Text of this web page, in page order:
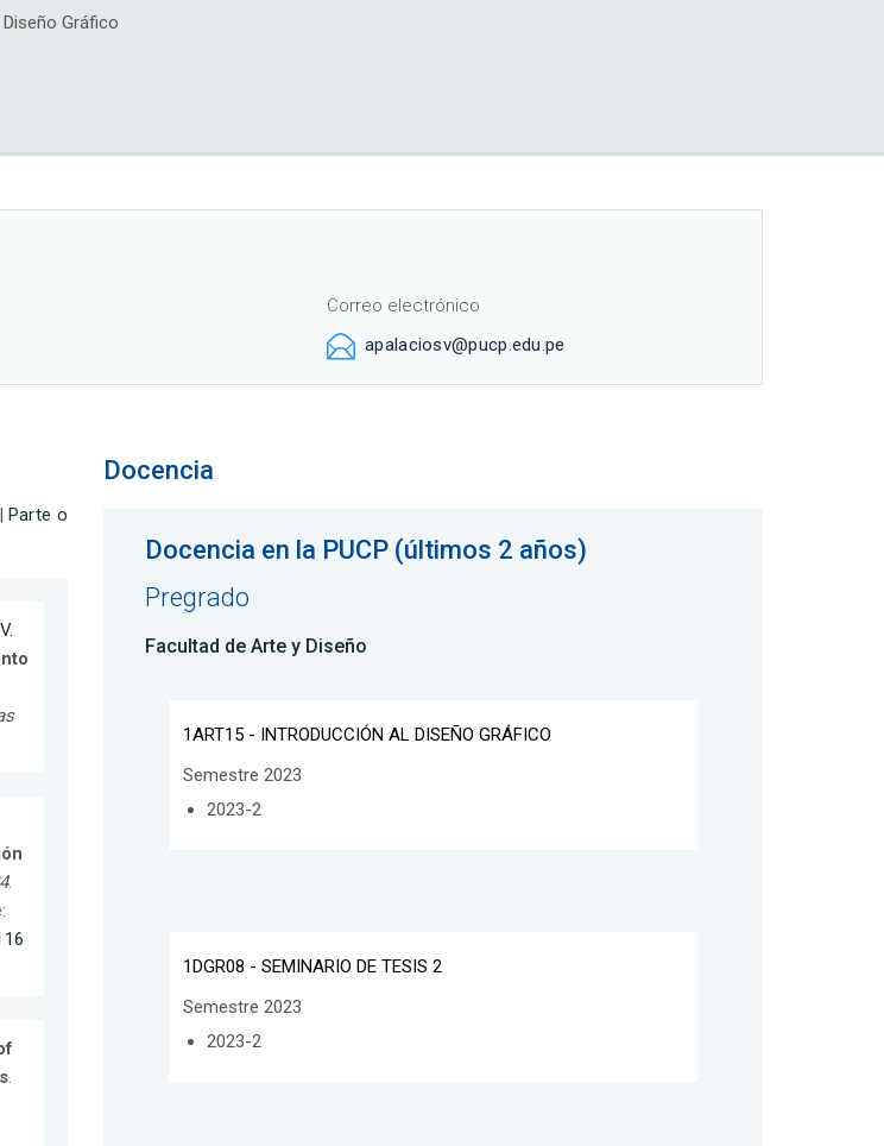
Gráfico
Correo electrónico
apalaciosv@pucp.edu.pe
| Parte o
.
Docencia
Docencia en la PUCP (últimos 2 años)
Pregrado
Facultad de Arte y Diseño
1ART15 - INTRODUCCIÓN AL DISEÑO GRÁFICO
Semestre 2023
2023-2
1DGR08 - SEMINARIO DE TESIS 2
Semestre 2023
2023-2